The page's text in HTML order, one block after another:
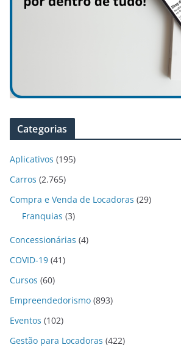
Categorias
Aplicativos (195)
Carros (2.765)
Compra e Venda de Locadoras (29)
Franquias (3)
Concessionárias (4)
COVID-19 (41)
Cursos (60)
Empreendedorismo (893)
Eventos (102)
Gestão para Locadoras (422)